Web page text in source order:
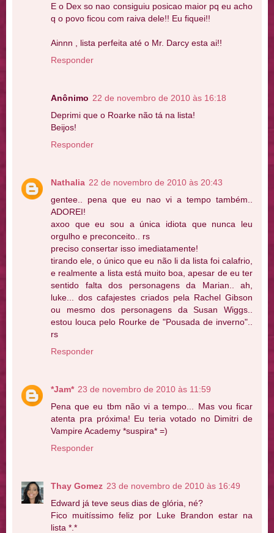
E o Dex so nao consiguiu posicao maior pq eu acho
q o povo ficou com raiva dele!! Eu fiquei!!
Ainnn , lista perfeita até o Mr. Darcy esta ai!!
Responder
Anônimo 22 de novembro de 2010 às 16:18
Deprimi que o Roarke não tá na lista!
Beijos!
Responder
Nathalia 22 de novembro de 2010 às 20:43
gentee.. pena que eu nao vi a tempo também..
ADOREI!
axoo que eu sou a única idiota que nunca leu
orgulho e preconceito.. rs
preciso consertar isso imediatamente!
tirando ele, o único que eu não li da lista foi calafrio,
e realmente a lista está muito boa, apesar de eu ter
sentido falta dos personagens da Marian.. ah,
luke... dos cafajestes criados pela Rachel Gibson
ou mesmo dos personagens da Susan Wiggs..
estou louca pelo Rourke de "Pousada de inverno"..
rs
Responder
*Jam* 23 de novembro de 2010 às 11:59
Pena que eu tbm não vi a tempo... Mas vou ficar
atenta pra próxima! Eu teria votado no Dimitri de
Vampire Academy *suspira* =)
Responder
Thay Gomez 23 de novembro de 2010 às 16:49
Edward já teve seus dias de glória, né?
Fico muitíssimo feliz por Luke Brandon estar na
lista *.*